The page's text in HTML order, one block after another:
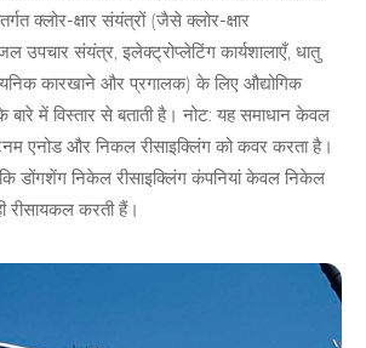
क्लोर-क्षार संयंत्रों (जैसे क्लोर-क्षार
उपचार संयंत्र, इलेक्ट्रोप्लेटिंग कार्यशालाएँ, धातु
कारखाने और प्रगालक) के लिए औद्योगिक
बारे में विस्तार से बताती है। नोट: यह समाधान केवल
एनोड और निकल रीसाइक्लिंग को कवर करता है।
डोंगशेंग निकेल रीसाइक्लिंग कंपनियां केवल निकेल
रीसायकल करती हैं।